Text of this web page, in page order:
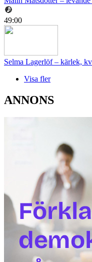
49:00
Selma Lagerlöf – kärlek,
Visa fler
ANNONS